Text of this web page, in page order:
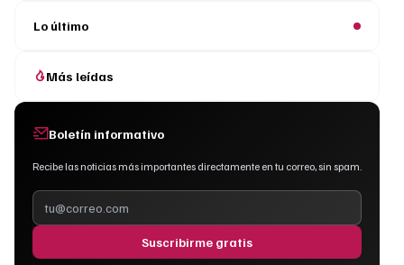
Lo último
Más leídas
Boletín informativo
Recibe las noticias más importantes directamente en tu correo, sin spam.
Suscribirme gratis